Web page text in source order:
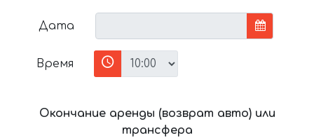
Дата
Время
Окончание аренды (возврат авто) или
трансфера